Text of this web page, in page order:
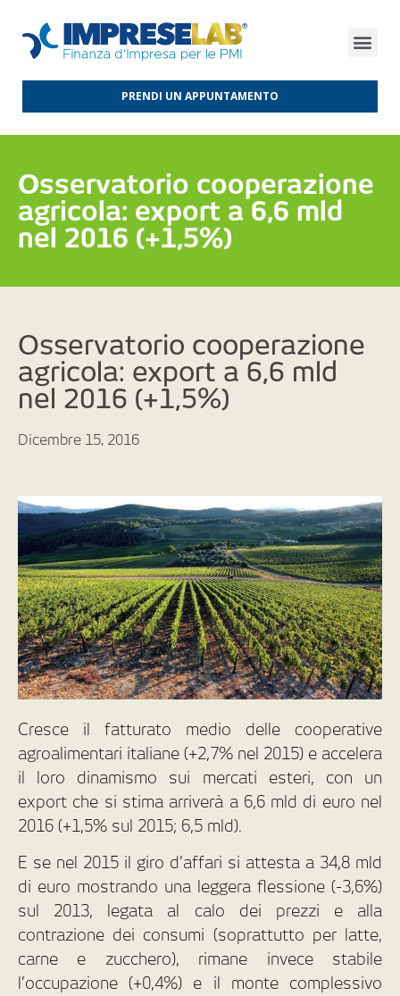
PRENDI UN APPUNTAMENTO
Osservatorio cooperazione
agricola: export a 6,6 mld
nel 2016 (+1,5%)
Osservatorio cooperazione
agricola: export a 6,6 mld
nel 2016 (+1,5%)
Dicembre 15, 2016
Cresce il fatturato medio delle cooperative
agroalimentari italiane (+2,7% nel 2015) e accelera
il loro dinamismo sui mercati esteri, con un
export che si stima arriverà a 6,6 mld di euro nel
2016 (+1,5% sul 2015; 6,5 mld).
E se nel 2015 il giro d’affari si attesta a 34,8 mld
di euro mostrando una leggera flessione (-3,6%)
sul 2013, legata al calo dei prezzi e alla
contrazione dei consumi (soprattutto per latte,
carne e zucchero), rimane invece stabile
l’occupazione (+0,4%) e il monte complessivo